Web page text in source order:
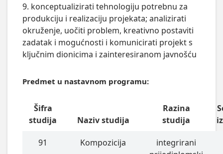
9. konceptualizirati tehnologiju potrebnu za
produkciju i realizaciju projekata; analizirati
okruženje, uočiti problem, kreativno postaviti
zadatak i mogućnosti i komunicirati projekt s
ključnim dionicima i zainteresiranom javnošću
Predmet u nastavnom programu:
Šifra
studija
Naziv studija
Razina
studija
91 Kompozicija
integrirani